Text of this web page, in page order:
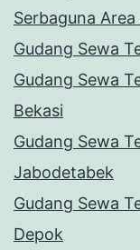
Serbaguna
Gudang Sewa
Gudang Sewa
Bekasi
Gudang Sewa
Jabodetabek
Gudang Sewa
Depok